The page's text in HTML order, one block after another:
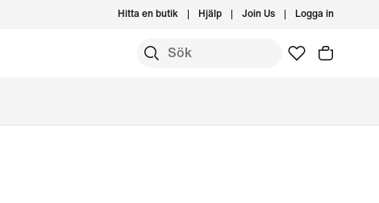
Hitta en butik Hjälp Join Us Logga in